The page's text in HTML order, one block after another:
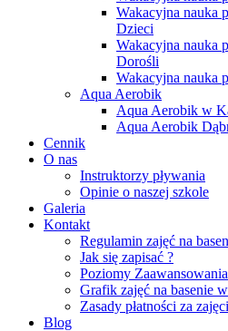
Wakacyjna nauka
Dzieci
Wakacyjna nauka
Dorośli
Wakacyjna nauka
Aqua Aerobik
Aqua Aerobik w
Aqua Aerobik
Cennik
O nas
Instruktorzy pływania
Opinie o naszej szkole
Galeria
Kontakt
Regulamin zajęć na
Jak się zapisać ?
Poziomy
Grafik zajęć na basenie
Zasady płatności za
Blog